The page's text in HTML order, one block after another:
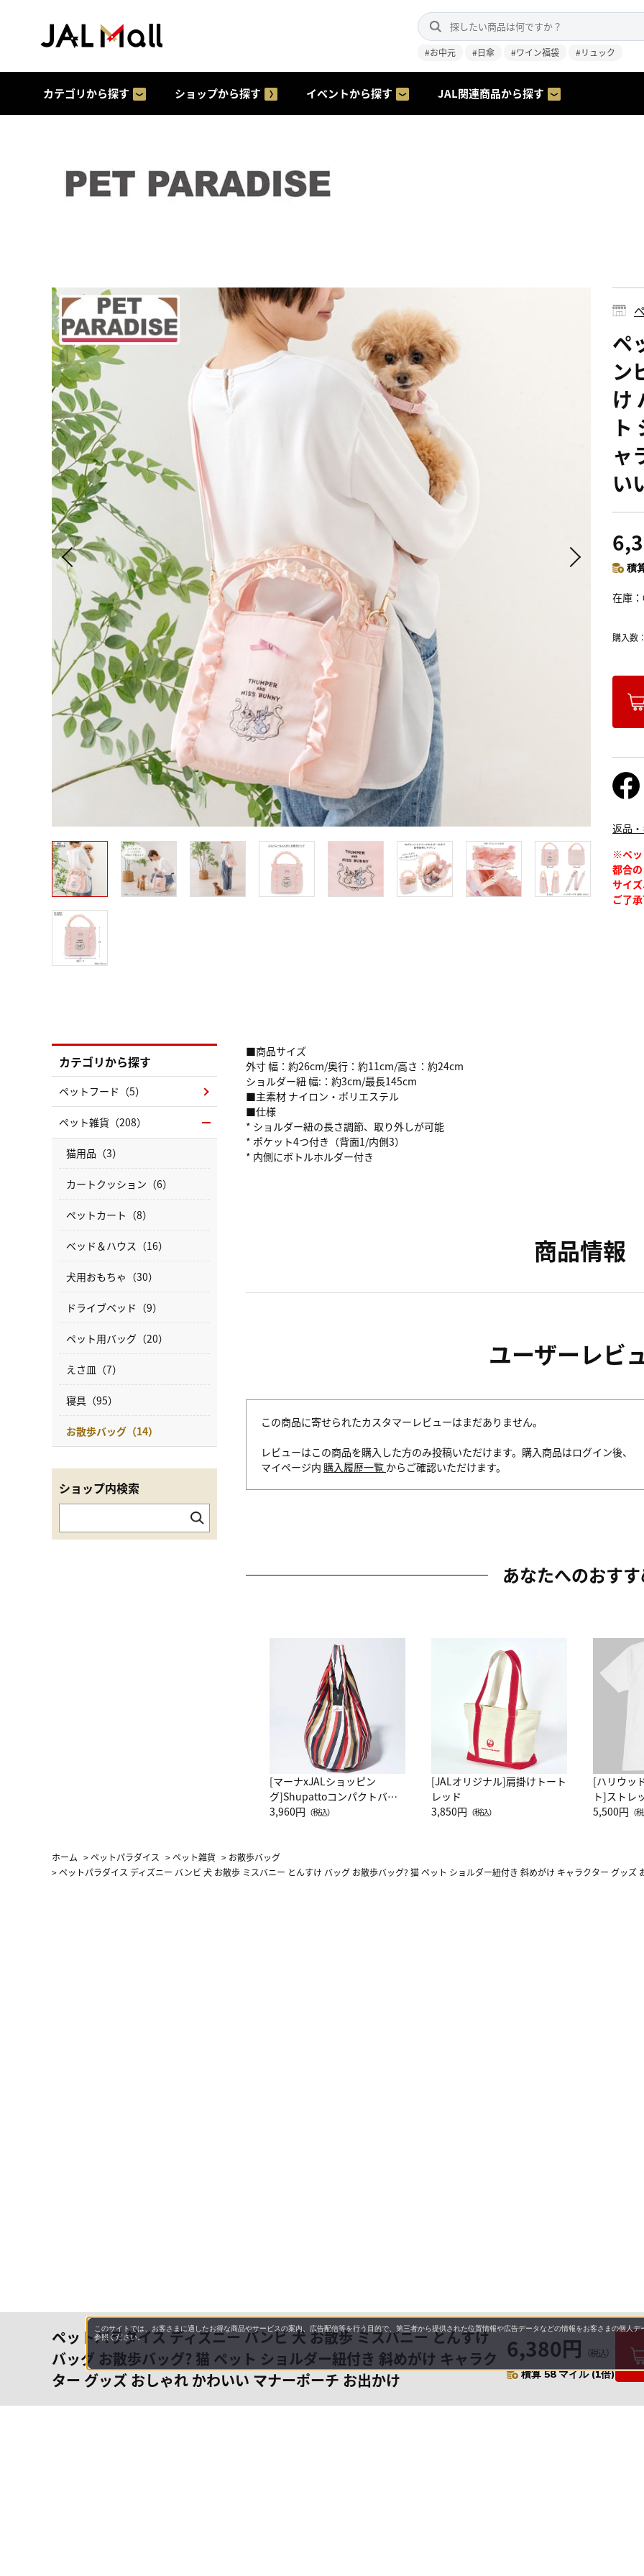
#お中元 #日傘 #ワイン福袋 #リュック
カテゴリから探す ショップから探す イベントから探す JAL関連商品から探す
ペ
ン
け
ト
ャ
い
積
在庫
購入数
ペットパラダイス ディズニー バンビ 犬 お散歩 ミスバニー とんすけ
バッグ お散歩バッグ? 猫 ペット ショルダー紐付き 斜めがけ キャラク
ター グッズ おしゃれ かわいい マナーポーチ お出かけ
6,380円 （税込）
積算 58 マイル (1倍)
返品
※ペッ
都合
サイ
ご了
■商品サイズ
外寸 幅：約26cm/奥行：約11cm/高さ：約24cm
ショルダー紐 幅:：約3cm/最長145cm
■主素材 ナイロン・ポリエステル
■仕様
* ショルダー紐の長さ調節、取り外しが可能
* ポケット4つ付き（背面1/内側3）
* 内側にボトルホルダー付き
商品情報
ユーザーレビ
この商品に寄せられたカスタマーレビューはまだありません。
レビューはこの商品を購入した方のみ投稿いただけます。購入商品はログイン後、
マイページ内 購入履歴一覧 からご確認いただけます。
あなたへのおす
[マーナxJALショッピン
グ]Shupattoコンパクトバッ
グ Drop JAL客室乗務員
3,960円 （税込）
[JALオリジナル]肩掛けトート
レッド
3,850円 （税込）
[ハリウッ
ト]ストレ
ーネック
5,500円 （
カテゴリから探す
ペットフード（5）
ペット雑貨（208）
猫用品（3）
カートクッション（6）
ペットカート（8）
ベッド＆ハウス（16）
犬用おもちゃ（30）
ドライブベッド（9）
ペット用バッグ（20）
えさ皿（7）
寝具（95）
お散歩バッグ（14）
ショップ内検索
ホーム >ペットパラダイス >ペット雑貨 > お散歩バッグ
>ペットパラダイス ディズニー バンビ 犬 お散歩 ミスバニー とんすけ バッグ お散歩バッグ? 猫 ペット ショルダー紐付き 斜めがけ キャラクター グッズ
このサイトでは、お客さまに適したお得な商品やサービスの案内、広告配信等を行う目的で、第三者から提供された位置情報や広告データなどの情報をお客さまの個人
参照ください。